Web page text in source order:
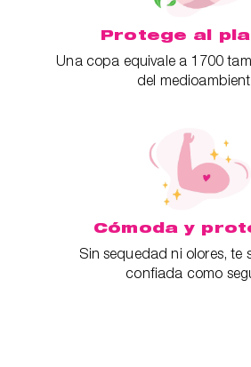
Protege al
Una copa equivale a 1700
del
Cómoda y
Sin sequedad ni olores, te
confiada como